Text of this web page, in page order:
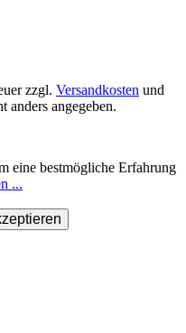
zzgl. Versandkosten und
anders angegeben.
eine bestmögliche Erfahrung
...